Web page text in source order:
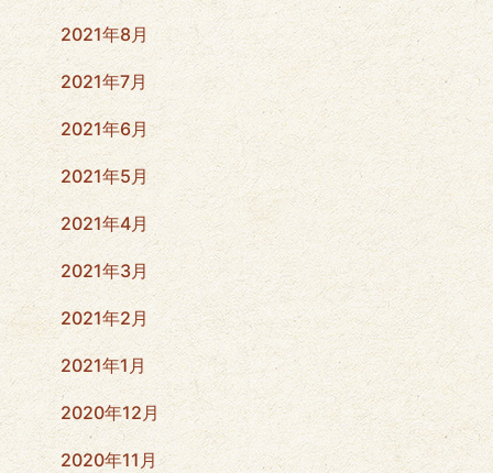
2021年8月
2021年7月
2021年6月
2021年5月
2021年4月
2021年3月
2021年2月
2021年1月
2020年12月
2020年11月